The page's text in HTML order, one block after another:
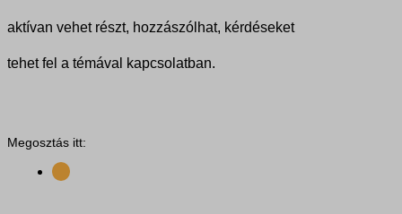
aktívan vehet részt, hozzászólhat, kérdéseket
tehet fel a témával kapcsolatban.
Megosztás itt: